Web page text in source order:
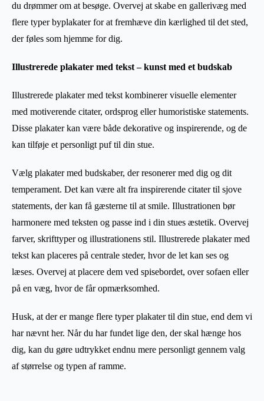
du drømmer om at besøge. Overvej at skabe en gallerivæg med
flere typer byplakater for at fremhæve din kærlighed til det sted,
der føles som hjemme for dig.
Illustrerede plakater med tekst – kunst med et budskab
Illustrerede plakater med tekst kombinerer visuelle elementer
med motiverende citater, ordsprog eller humoristiske statements.
Disse plakater kan være både dekorative og inspirerende, og de
kan tilføje et personligt puf til din stue.
Vælg plakater med budskaber, der resonerer med dig og dit
temperament. Det kan være alt fra inspirerende citater til sjove
statements, der kan få gæsterne til at smile. Illustrationen bør
harmonere med teksten og passe ind i din stues æstetik. Overvej
farver, skrifttyper og illustrationens stil. Illustrerede plakater med
tekst kan placeres på centrale steder, hvor de let kan ses og
læses. Overvej at placere dem ved spisebordet, over sofaen eller
på en væg, hvor de får opmærksomhed.
Husk, at der er mange flere typer plakater til din stue, end dem vi
har nævnt her. Når du har fundet lige den, der skal hænge hos
dig, kan du gøre udtrykket endnu mere personligt gennem valg
af størrelse og typen af ramme.